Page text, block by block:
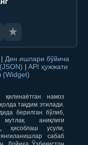
★
| Дин ишлари бўйича
| API ҳужжати
(Widget)
қилинаётган намоз
тақдим этилади.
берилган бўлиб,
аниқлиги
ҳисоблаш усули,
сабаб